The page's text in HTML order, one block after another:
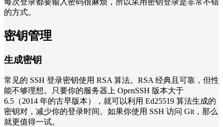
的方式。
密钥管理
生成密钥
常见的 SSH 登录密钥使用 RSA 算法。RSA 经典且可靠，但性
能不够理想。只要你的服务器上 OpenSSH 版本大于
6.5（2014 年的古早版本），就可以利用 Ed25519 算法生成的
密钥对，减少你的登录时间。如果你使用 SSH 访问 Git，那么
就更值得一试。